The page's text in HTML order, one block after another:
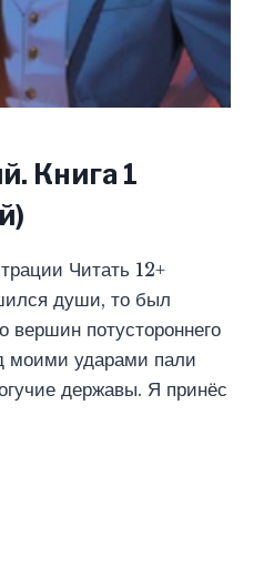
Книга 1
Читать 12+
души, то был
вершин потустороннего
моими ударами пали
державы. Я принёс